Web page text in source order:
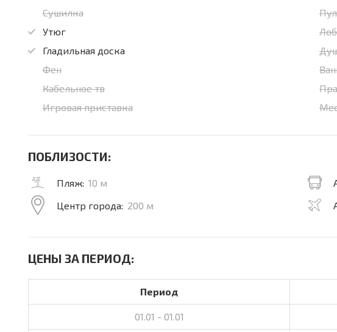
Сушилка
Утюг
Гладильная доска
Фен
Кабельное тв
Игровая приставка
ПОБЛИЗОСТИ:
Пляж: 10 м
Центр города: 200 м
ЦЕНЫ ЗА ПЕРИОД:
Период
01.01 - 01.01